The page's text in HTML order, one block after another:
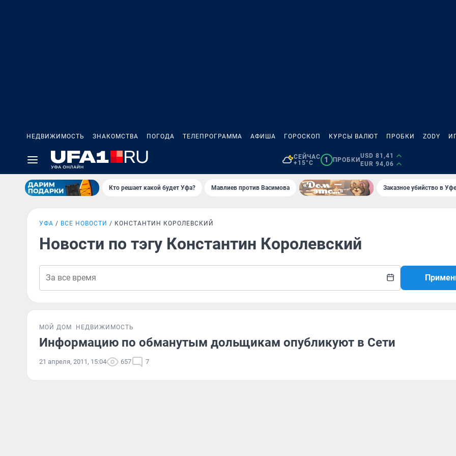
НЕДВИЖИМОСТЬ ЗНАКОМСТВА ПОГОДА ТЕЛЕПРОГРАММА АФИША ГОРОСКОП КУРСЫ ВАЛЮТ ПРОБКИ ZODY
СЕЙЧАС
+15°C
1 ПРОБКИ
USD 81,41
EUR 94,06
Кто решает какой будет Уфа? Мавлиев против Васимова Заказное убийство в
УФА ВСЕ НОВОСТИ КОНСТАНТИН КОРОЛЕВСКИЙ
Новости по тэгу Константин Королевский
МОЙ ДОМ НЕДВИЖИМОСТЬ
Информацию по обманутым дольщикам опубликуют в Сети
21 апреля, 2011, 15:04 657 7